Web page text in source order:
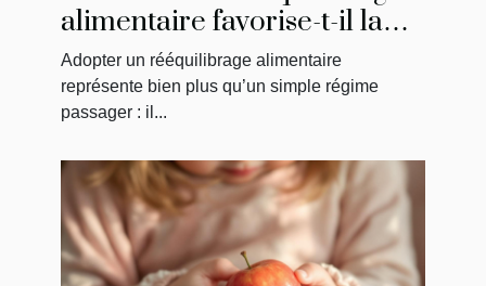
alimentaire favorise-t-il la
perte de poids ?
Adopter un rééquilibrage alimentaire
représente bien plus qu’un simple régime
passager : il...